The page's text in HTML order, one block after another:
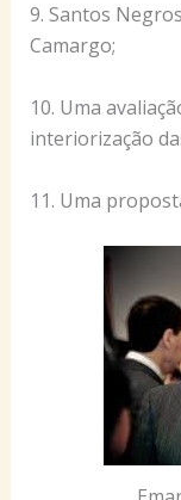
9. Santos
Camargo;
10. Uma
interiorização
11. Uma